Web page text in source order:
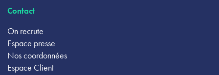
Contact
On recrute
Espace presse
Nos coordonnées
Espace Client